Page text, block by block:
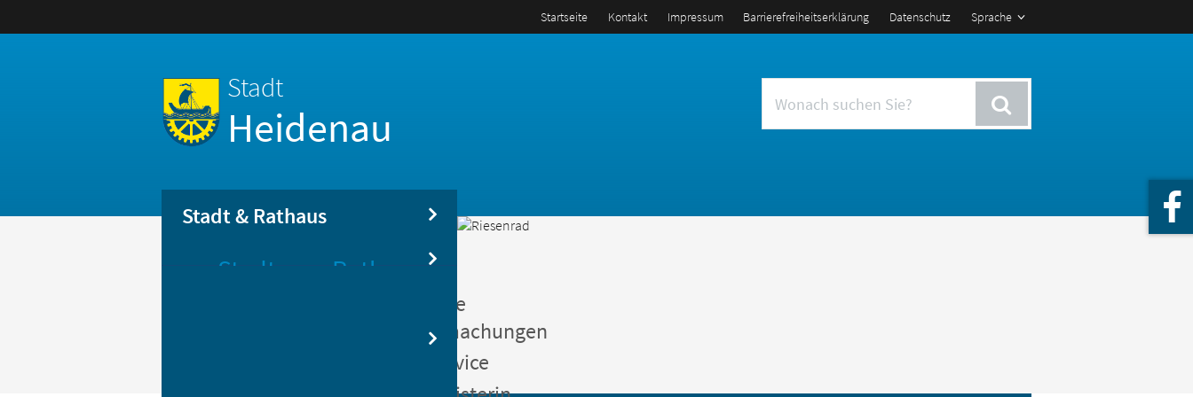
Sprache
Startseite Kontakt Impressum Barrierefreiheitserklärung Datenschutz
Stadt
Heidenau
Stadt & Rathaus
Stadt Rathaus
Öffentliche
Bekanntmachungen
Bürgerservice